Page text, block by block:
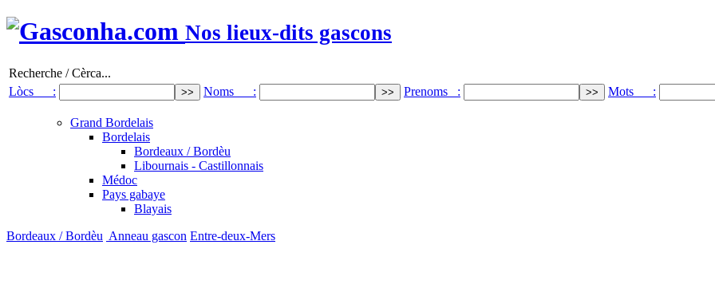
Nos lieux-dits gascons
Recherche / Cèrca...
Lòcs :
Noms : Prenoms : Mots :
Grand Bordelais
Bordelais
Bordeaux / Bordèu
Libournais - Castillonnais
Médoc
Pays gabaye
Blayais
Bordeaux / Bordèu Anneau gascon Entre-deux-Mers